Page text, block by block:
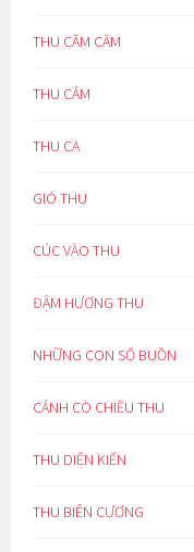
THU CĂM CĂM
THU CẢM
THU CA
GIÓ THU
CÚC VÀO THU
ĐẬM HƯƠNG THU
NHỮNG CON SỐ BUỒN
CÁNH CÒ CHIỀU THU
THU DIỆN KIẾN
THU BIÊN CƯƠNG